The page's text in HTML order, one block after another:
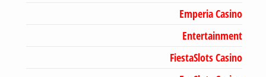
Emperia Casino
Entertainment
FiestaSlots Casino